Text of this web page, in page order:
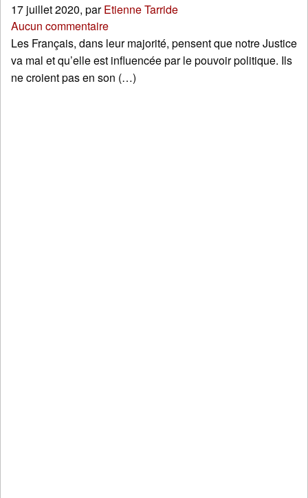
17 juillet 2020, parEtienne Tarride
Aucun commentaire
Les Français, dans leur majorité, pensent que notre Justice
va mal et qu’elle est influencée par le pouvoir politique. Ils
ne croient pas en son (…)